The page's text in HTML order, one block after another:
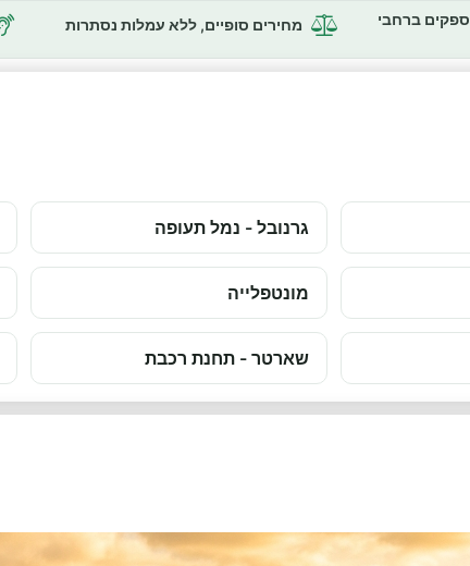
השוואה בין למעלה מ-50 ספקים ברחבי
מחירים סופיים, ללא עמלות נסתרות
גרנובל - נמל תעופה
מונטפלייה
שארטר - תחנת רכבת